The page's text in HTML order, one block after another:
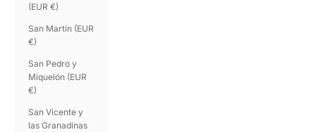
(EUR €)
San Martín (EUR
€)
San Pedro y
Miquelón (EUR
€)
San Vicente y
las Granadinas